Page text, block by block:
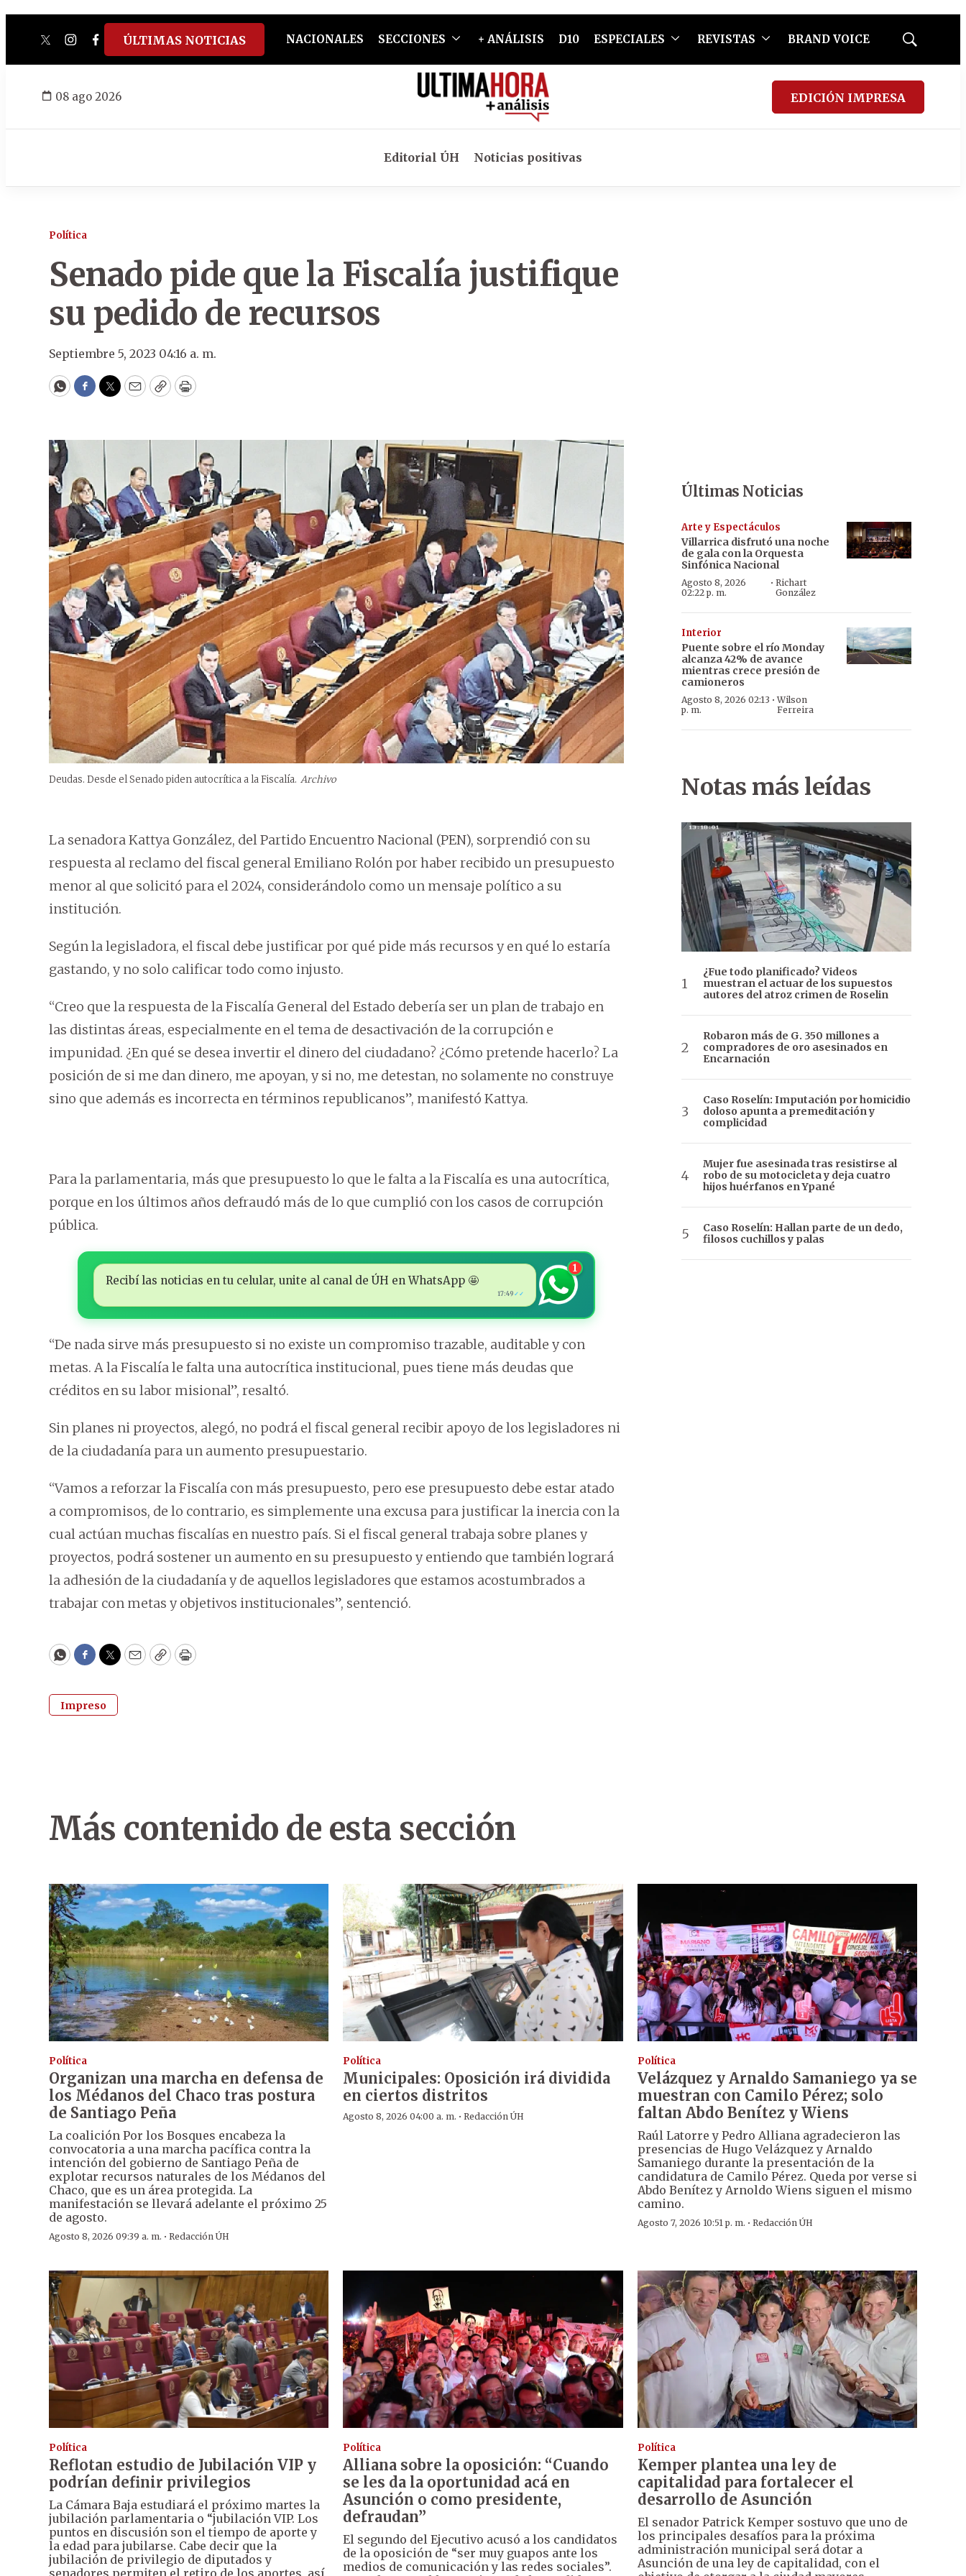
twitterinstagram
facebook
tiktokyoutube
spotify
ÚLTIMAS NOTICIAS NACIONALES SECCIONES + ANÁLISIS D10 ESPECIALES REVISTAS BRAND VOICE
Mostrar
08 ago 2026 EDICIÓN IMPRESA
Editorial ÚH Noticias positivas
Política
Senado pide que la Fiscalía justifique
su pedido de recursos
Septiembre 5, 2023 04:16 a. m.
WhatsApp
Facebook
Twitter
EmailCopyPrint
Deudas. Desde el Senado piden autocrítica a la Fiscalía. Archivo
La senadora Kattya González, del Partido Encuentro Nacional (PEN), sorprendió con su
respuesta al reclamo del fiscal general Emiliano Rolón por haber recibido un presupuesto
menor al que solicitó para el 2024, considerándolo como un mensaje político a su
institución.
Según la legisladora, el fiscal debe justificar por qué pide más recursos y en qué lo estaría
gastando, y no solo calificar todo como injusto.
“Creo que la respuesta de la Fiscalía General del Estado debería ser un plan de trabajo en
las distintas áreas, especialmente en el tema de desactivación de la corrupción e
impunidad. ¿En qué se desea invertir el dinero del ciudadano? ¿Cómo pretende hacerlo? La
posición de si me dan dinero, me apoyan, y si no, me detestan, no solamente no construye
sino que además es incorrecta en términos republicanos”, manifestó Kattya.
Para la parlamentaria, más que presupuesto lo que le falta a la Fiscalía es una autocrítica,
porque en los últimos años defraudó más de lo que cumplió con los casos de corrupción
pública.
Recibí las noticias en tu celular, unite al canal de ÚH en WhatsApp 🤩
17:49 ✓✓
1
“De nada sirve más presupuesto si no existe un compromiso trazable, auditable y con
metas. A la Fiscalía le falta una autocrítica institucional, pues tiene más deudas que
créditos en su labor misional”, resaltó.
Sin planes ni proyectos, alegó, no podrá el fiscal general recibir apoyo de los legisladores ni
de la ciudadanía para un aumento presupuestario.
“Vamos a reforzar la Fiscalía con más presupuesto, pero ese presupuesto debe estar atado
a compromisos, de lo contrario, es simplemente una excusa para justificar la inercia con la
cual actúan muchas fiscalías en nuestro país. Si el fiscal general trabaja sobre planes y
proyectos, podrá sostener un aumento en su presupuesto y entiendo que también logrará
la adhesión de la ciudadanía y de aquellos legisladores que estamos acostumbrados a
trabajar con metas y objetivos institucionales”, sentenció.
WhatsApp
Facebook
Twitter
EmailCopyPrint
Impreso
Últimas Noticias
Arte y Espectáculos
Villarrica disfrutó una noche
de gala con la Orquesta
Sinfónica Nacional
Agosto 8, 2026
02:22 p. m.
· Richart
González
Interior
Puente sobre el río Monday
alcanza 42% de avance
mientras crece presión de
camioneros
Agosto 8, 2026 02:13
p. m.
·Wilson
Ferreira
Notas más leídas
¿Fue todo planificado? Videos
muestran el actuar de los supuestos
autores del atroz crimen de Roselin
Robaron más de G. 350 millones a
compradores de oro asesinados en
Encarnación
Caso Roselín: Imputación por homicidio
doloso apunta a premeditación y
complicidad
Mujer fue asesinada tras resistirse al
robo de su motocicleta y deja cuatro
hijos huérfanos en Ypané
Caso Roselín: Hallan parte de un dedo,
filosos cuchillos y palas
Más contenido de esta sección
Política
Organizan una marcha en defensa de
los Médanos del Chaco tras postura
de Santiago Peña
La coalición Por los Bosques encabeza la
convocatoria a una marcha pacífica contra la
intención del gobierno de Santiago Peña de
explotar recursos naturales de los Médanos del
Chaco, que es un área protegida. La
manifestación se llevará adelante el próximo 25
de agosto.
Agosto 8, 2026 09:39 a. m. · Redacción ÚH
Política
Municipales: Oposición irá dividida
en ciertos distritos
Agosto 8, 2026 04:00 a. m. ·Redacción ÚH
Política
Velázquez y Arnaldo Samaniego ya se
muestran con Camilo Pérez; solo
faltan Abdo Benítez y Wiens
Raúl Latorre y Pedro Alliana agradecieron las
presencias de Hugo Velázquez y Arnaldo
Samaniego durante la presentación de la
candidatura de Camilo Pérez. Queda por verse si
Abdo Benítez y Arnoldo Wiens siguen el mismo
camino.
Agosto 7, 2026 10:51 p. m. · Redacción ÚH
Política
Reflotan estudio de Jubilación VIP y
podrían definir privilegios
La Cámara Baja estudiará el próximo martes la
jubilación parlamentaria o “jubilación VIP. Los
puntos en discusión son el tiempo de aporte y
la edad para jubilarse. Cabe decir que la
jubilación de privilegio de diputados y
senadores permiten el retiro de los aportes, así
Política
Alliana sobre la oposición: “Cuando
se les da la oportunidad acá en
Asunción o como presidente,
defraudan”
El segundo del Ejecutivo acusó a los candidatos
de la oposición de “ser muy guapos ante los
medios de comunicación y las redes sociales”.
Política
Kemper plantea una ley de
capitalidad para fortalecer el
desarrollo de Asunción
El senador Patrick Kemper sostuvo que uno de
los principales desafíos para la próxima
administración municipal será dotar a
Asunción de una ley de capitalidad, con el